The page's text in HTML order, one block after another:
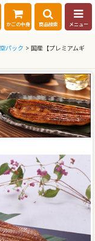
かごの中身 商品検索 メニュー
パック > 国産【プレミアムギ